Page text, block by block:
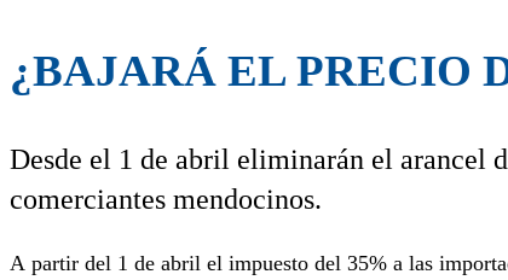
¿BAJARÁ EL PRECIO
Desde el 1 de abril eliminarán el arancel
comerciantes mendocinos.
A partir del 1 de abril el impuesto del 35% a las